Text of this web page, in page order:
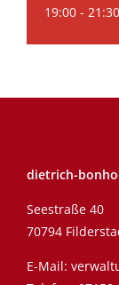
19:00 - 21:30
dietrich-
Seestraße 40
70794
E-Mail: